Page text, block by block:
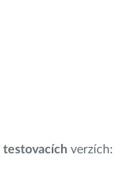
testovacích verzích: